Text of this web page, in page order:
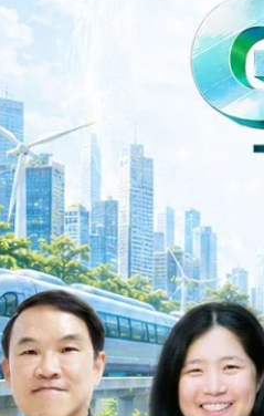
THE GREEN TRANSITION เวทีแลก
อมนำเสนอแนวทางที่สามารถนำไป
กหลายสาขา ผ่านประเด็นสำคัญว่า
ป้าหมาย Net Zero อย่างเป็นรูปธรรม
Shifting Systemพลิกโครงสร้าง
บเคลื่อนประเทศไทยสู่เศรษฐกิจสีเขียว
รีว่าการกระทรวงการอุดมศึกษา
ร่วมสำรวจแนวทางที่ภาคธุรกิจ
สู่เป้าหมาย Net Zero พบกับ คุณปัณ
งสร้างบริษัท…
MEDIA